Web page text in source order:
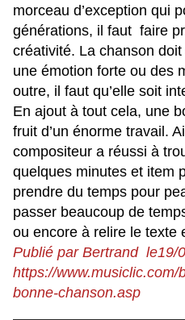
morceau d’exception qui
générations, il faut faire
créativité. La chanson
une émotion forte ou des
outre, il faut qu’elle soit
En ajout à tout cela, une
fruit d’un énorme travail.
compositeur a réussi à
quelques minutes et item
prendre du temps pour
passer beaucoup de
ou encore à relire le texte
Publié par Bertrand le19/
https://www.musiclic.com/
bonne-chanson.asp